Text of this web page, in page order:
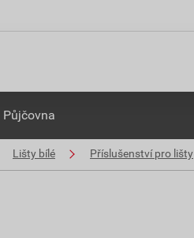
Půjčovna
Lišty bílé Příslušenství pro lišty